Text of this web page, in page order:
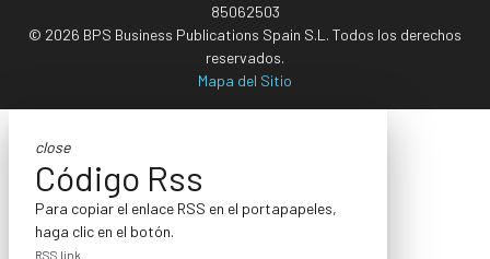
85062503
© 2026 BPS Business Publications Spain S.L. Todos los derechos
reservados.
Mapa del Sitio
close
Código Rss
Para copiar el enlace RSS en el portapapeles,
haga clic en el botón.
RSS link